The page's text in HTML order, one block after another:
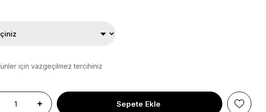
için vazgeçilmez tercihiniz